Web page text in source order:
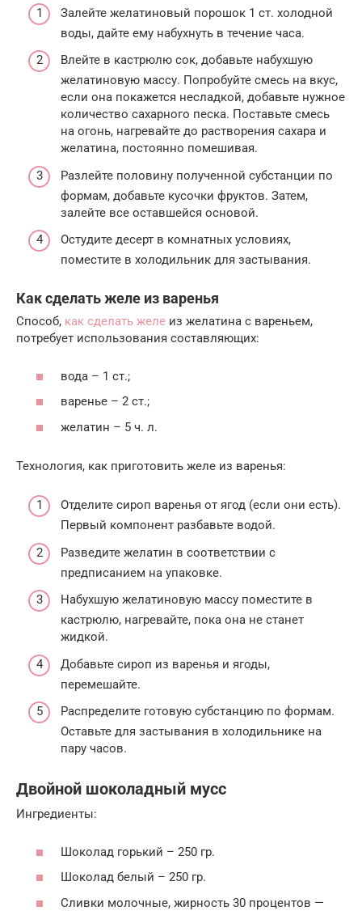
Залейте желатиновый порошок 1 ст. холодной
воды, дайте ему набухнуть в течение часа.
Влейте в кастрюлю сок, добавьте набухшую
желатиновую массу. Попробуйте смесь на вкус,
если она покажется несладкой, добавьте нужное
количество сахарного песка. Поставьте смесь
на огонь, нагревайте до растворения сахара и
желатина, постоянно помешивая.
Разлейте половину полученной субстанции по
формам, добавьте кусочки фруктов. Затем,
залейте все оставшейся основой.
Остудите десерт в комнатных условиях,
поместите в холодильник для застывания.
Как сделать желе из варенья
Способ, как сделать желе из желатина с вареньем,
потребует использования составляющих:
вода – 1 ст.;
варенье – 2 ст.;
желатин – 5 ч. л.
Технология, как приготовить желе из варенья:
Отделите сироп варенья от ягод (если они есть).
Первый компонент разбавьте водой.
Разведите желатин в соответствии с
предписанием на упаковке.
Набухшую желатиновую массу поместите в
кастрюлю, нагревайте, пока она не станет
жидкой.
Добавьте сироп из варенья и ягоды,
перемешайте.
Распределите готовую субстанцию по формам.
Оставьте для застывания в холодильнике на
пару часов.
Двойной шоколадный мусс
Ингредиенты:
Шоколад горький – 250 гр.
Шоколад белый – 250 гр.
Сливки молочные, жирность 30 процентов —